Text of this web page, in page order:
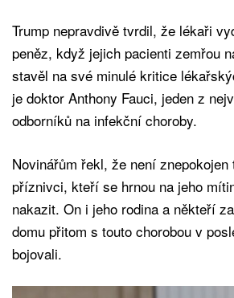
Trump nepravdivě tvrdil, že lékaři
peněz, když jejich pacienti zemřou
stavěl na své minulé kritice
je doktor Anthony Fauci, jeden z
odborníků na infekční choroby.
Novinářům řekl, že není
příznivci, kteří se hrnou na jeho
nakazit. On i jeho rodina a někteří
domu přitom s touto chorobou v
bojovali.